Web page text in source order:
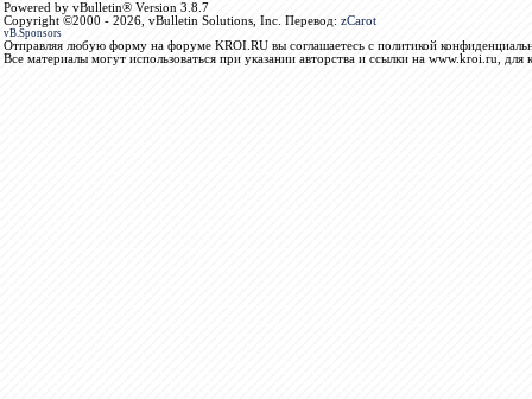
Powered by vBulletin® Version 3.8.7
Copyright ©2000 - 2026, vBulletin Solutions, Inc. Перевод: zCarot
vB.Sponsors
Отправляя любую форму на форуме KROI.RU вы соглашаетесь с политикой
Все материалы могут использоваться при указании авторства и ссылки на www.kroi.ru, для